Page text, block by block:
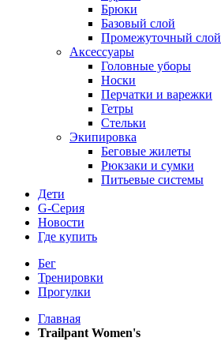
Брюки
Базовый слой
Промежуточный слой
Аксессуары
Головные уборы
Носки
Перчатки и варежки
Гетры
Стельки
Экипировка
Беговые жилеты
Рюкзаки и сумки
Питьевые системы
Дети
G-Серия
Новости
Где купить
Бег
Тренировки
Прогулки
Главная
Trailpant Women's